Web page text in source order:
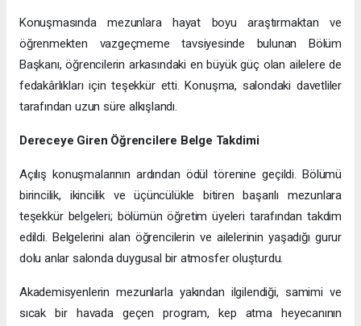
Konuşmasında mezunlara hayat boyu araştırmaktan ve
öğrenmekten vazgeçmeme tavsiyesinde bulunan Bölüm
Başkanı, öğrencilerin arkasındaki en büyük güç olan ailelere de
fedakârlıkları için teşekkür etti. Konuşma, salondaki davetliler
tarafından uzun süre alkışlandı.
Dereceye Giren Öğrencilere Belge Takdimi
Açılış konuşmalarının ardından ödül törenine geçildi. Bölümü
birincilik, ikincilik ve üçüncülükle bitiren başarılı mezunlara
teşekkür belgeleri; bölümün öğretim üyeleri tarafından takdim
edildi. Belgelerini alan öğrencilerin ve ailelerinin yaşadığı gurur
dolu anlar salonda duygusal bir atmosfer oluşturdu.
Akademisyenlerin mezunlarla yakından ilgilendiği, samimi ve
sıcak bir havada geçen program, kep atma heyecanının